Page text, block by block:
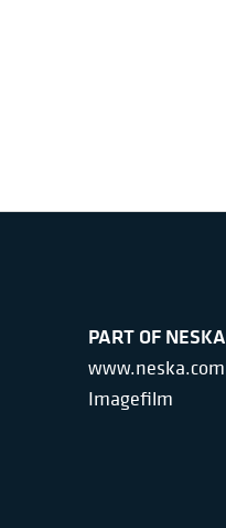
PART OF NESKA
www.neska.com
Imagefilm